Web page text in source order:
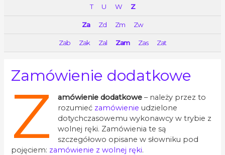
T U W Z
Za Zd Zm Zw
Zab Zak Zal Zam Zas Zat
Zamówienie dodatkowe
Z amówienie dodatkowe– należy przez to
rozumieć zamówienie udzielone
dotychczasowemu wykonawcy w trybie z
wolnej ręki. Zamówienia te są
szczegółowo opisane w słowniku pod
pojęciem: zamówienie z wolnej ręki.